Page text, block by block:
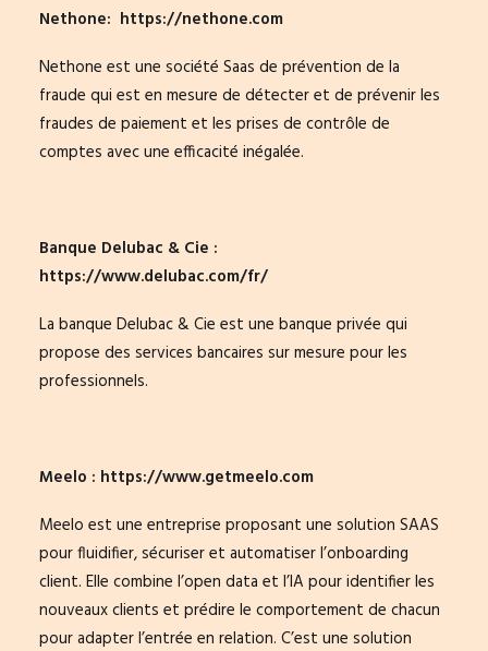
Nethone: https://nethone.com
Nethone est une société Saas de prévention de la
fraude qui est en mesure de détecter et de prévenir les
fraudes de paiement et les prises de contrôle de
comptes avec une efficacité inégalée.
Banque Delubac & Cie :
https://www.delubac.com/fr/
La banque Delubac & Cie est une banque privée qui
propose des services bancaires sur mesure pour les
professionnels.
Meelo : https://www.getmeelo.com
Meelo est une entreprise proposant une solution SAAS
pour fluidifier, sécuriser et automatiser l’onboarding
client. Elle combine l’open data et l’IA pour identifier les
nouveaux clients et prédire le comportement de chacun
pour adapter l’entrée en relation. C’est une solution